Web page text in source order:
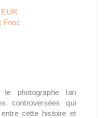
Fnac
photographe Ian
controversées qui
cette histoire et